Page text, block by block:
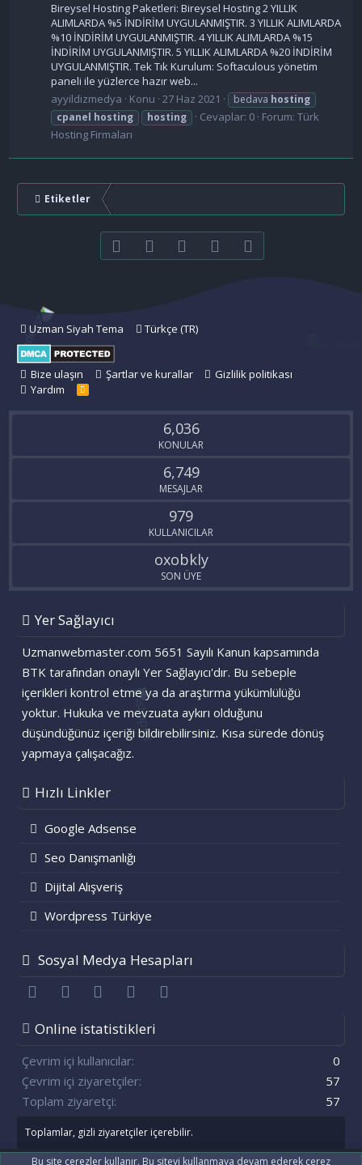
Bireysel Hosting Paketleri: Bireysel Hosting 2 YILLIK
ALIMLARDA %5 İNDİRİM UYGULANMIŞTIR. 3 YILLIK ALIMLARDA
%10 İNDİRİM UYGULANMIŞTIR. 4 YILLIK ALIMLARDA %15
İNDİRİM UYGULANMIŞTIR. 5 YILLIK ALIMLARDA %20 İNDİRİM
UYGULANMIŞTIR. Tek Tık Kurulum: Softaculous yönetim
paneli ile yüzlerce hazır web...
ayyildizmedya
Konu 27 Haz 2021 bedava hosting
cpanel hosting hosting Cevaplar: 0 Forum:Türk
Hosting Firmaları
Etiketler
FacebookTwitter youtubeBize ulaşın
Uzman Siyah Tema Türkçe (TR)
Bize ulaşın Şartlar ve kurallar
Gizlilik politikası
Yardım
R
S
6,036
KONULAR
6,749
MESAJLAR
979
KULLANICILAR
oxobkly
SON ÜYE
Yer Sağlayıcı
Uzmanwebmaster.com 5651 Sayılı Kanun kapsamında
BTK tarafından onaylı Yer Sağlayıcı'dır. Bu sebeple
içerikleri kontrol etme ya da araştırma yükümlülüğü
yoktur. Hukuka ve mevzuata aykırı olduğunu
düşündüğünüz içeriği bildirebilirsiniz. Kısa sürede dönüş
yapmaya çalışacağız.
Hızlı Linkler
Google Adsense
Seo Danışmanlığı
Dijital Alışveriş
Wordpress Türkiye
Sosyal Medya Hesapları
FacebookTwitter youtubeBize ulaşın
Online istatistikleri
Çevrim içi kullanıcılar
0
Çevrim içi ziyaretçiler
57
Toplam ziyaretçi
57
Toplamlar, gizli ziyaretçiler içerebilir.
Bu site çerezler kullanır. Bu siteyi kullanmaya devam ederek çerez